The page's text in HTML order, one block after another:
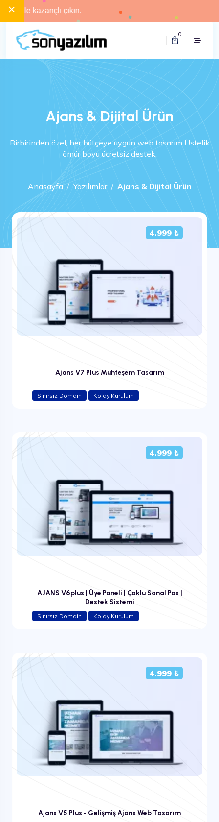
× çıkın.
0
Ajans & Dijital Ürün
Birbirinden özel, her bütçeye uygun web tasarım Üstelik
ömür boyu ücretsiz destek.
Anasayfa Yazılımlar Ajans & Dijital Ürün
4.999 ₺
Ajans V7 Plus Muhteşem Tasarım
Sınırsız Domain Kolay Kurulum
4.999 ₺
AJANS V6plus | Üye Paneli | Çoklu Sanal Pos |
Destek Sistemi
Sınırsız Domain Kolay Kurulum
4.999 ₺
Ajans V5 Plus - Gelişmiş Ajans Web Tasarım